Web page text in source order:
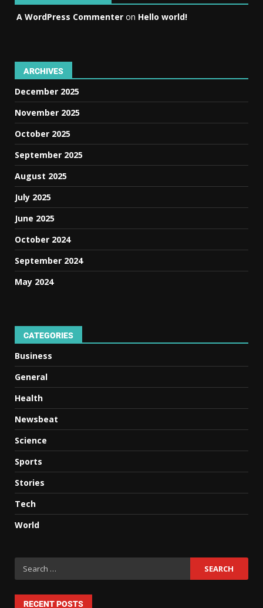
A WordPress Commenter on Hello world!
ARCHIVES
December 2025
November 2025
October 2025
September 2025
August 2025
July 2025
June 2025
October 2024
September 2024
May 2024
CATEGORIES
Business
General
Health
Newsbeat
Science
Sports
Stories
Tech
World
RECENT POSTS